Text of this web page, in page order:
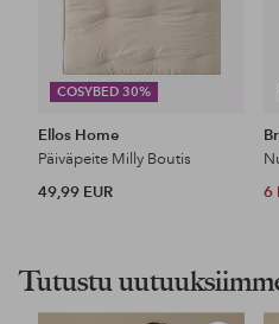
COSYBED 30%
Ellos Home
Päiväpeite Milly Boutis
49,99 EUR
6
Tutustu